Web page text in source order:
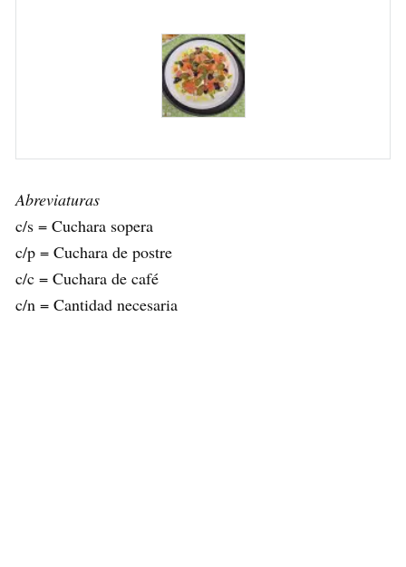
Abreviaturas
c/s = Cuchara sopera
c/p = Cuchara de postre
c/c = Cuchara de café
c/n = Cantidad necesaria